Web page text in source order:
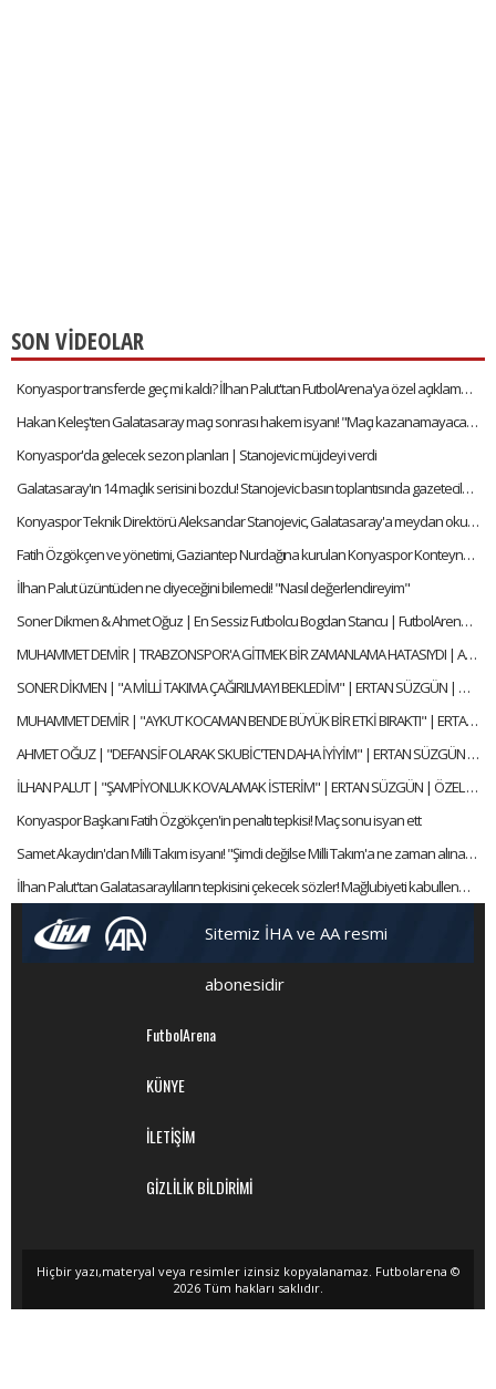
SON VİDEOLAR
Konyaspor transferde geç mi kaldı? İlhan Palut'tan FutbolArena'ya özel açıklamalar
Hakan Keleş'ten Galatasaray maçı sonrası hakem isyanı! "Maçı kazanamayacağımızı anladık"
Konyaspor'da gelecek sezon planları | Stanojevic müjdeyi verdi
Galatasaray'ın 14 maçlık serisini bozdu! Stanojevic basın toplantısında gazetecilerle şakalaştı
Konyaspor Teknik Direktörü Aleksandar Stanojevic, Galatasaray'a meydan okudu!
Fatih Özgökçen ve yönetimi, Gaziantep Nurdağına kurulan Konyaspor Konteyner Kentini ziyaret etti
İlhan Palut üzüntüden ne diyeceğini bilemedi! "Nasıl değerlendireyim"
Soner Dikmen & Ahmet Oğuz | En Sessiz Futbolcu Bogdan Stancu | FutbolArena Quiz
MUHAMMET DEMİR | TRABZONSPOR'A GİTMEK BİR ZAMANLAMA HATASIYDI | AYKIRI SORULAR BELEK ÖZEL
SONER DİKMEN | "A MİLLİ TAKIMA ÇAĞIRILMAYI BEKLEDİM" | ERTAN SÜZGÜN | ÖZEL RÖPORTAJ
MUHAMMET DEMİR | "AYKUT KOCAMAN BENDE BÜYÜK BİR ETKİ BIRAKTI" | ERTAN SÜZGÜN | ÖZEL RÖPORTAJ
AHMET OĞUZ | "DEFANSİF OLARAK SKUBİC'TEN DAHA İYİYİM" | ERTAN SÜZGÜN | ÖZEL RÖPORTAJ
İLHAN PALUT | "ŞAMPİYONLUK KOVALAMAK İSTERİM" | ERTAN SÜZGÜN | ÖZEL RÖPORTAJ
Konyaspor Başkanı Fatih Özgökçen'in penaltı tepkisi! Maç sonu isyan ett
Samet Akaydın'dan Milli Takım isyanı! "Şimdi değilse Milli Takım'a ne zaman alınacağım?"
İlhan Palut'tan Galatasaraylıların tepkisini çekecek sözler! Mağlubiyeti kabullenmedi ve isyan etti!
Sitemiz İHA ve AA resmi
abonesidir
FutbolArena
KÜNYE
İLETİŞİM
GİZLİLİK BİLDİRİMİ
Hiçbir yazı,materyal veya resimler izinsiz kopyalanamaz. Futbolarena ©
2026 Tüm hakları saklıdır.